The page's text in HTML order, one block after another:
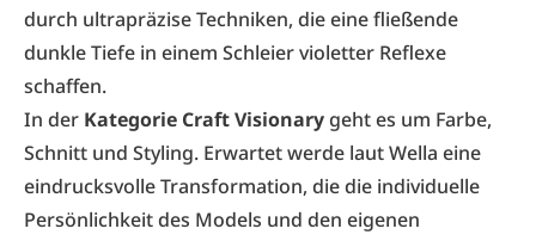
durch ultrapräzise Techniken, die eine fließende
dunkle Tiefe in einem Schleier violetter Reflexe
schaffen.
In der Kategorie Craft Visionarygeht es um Farbe,
Schnitt und Styling. Erwartet werde laut Wella eine
eindrucksvolle Transformation, die die individuelle
Persönlichkeit des Models und den eigenen